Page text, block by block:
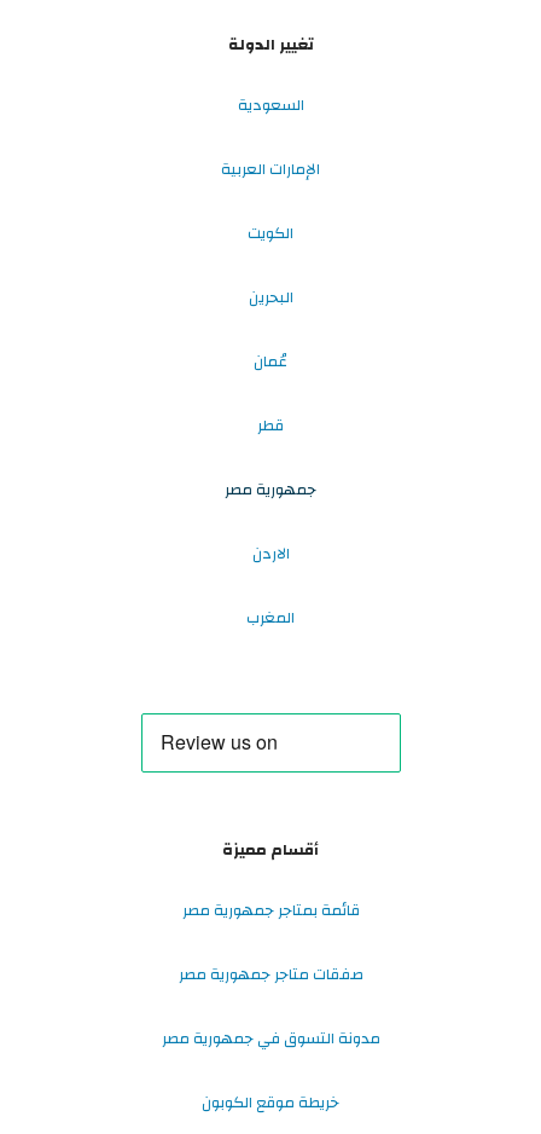
تغيير الدولة
السعودية
الإمارات العربية
الكويت
البحرين
عُمان
قطر
جمهورية مصر
الاردن
المغرب
أقسام مميزة
قائمة بمتاجر جمهورية مصر
صفقات متاجر جمهورية مصر
مدونة التسوق في جمهورية مصر
خريطة موقع الكوبون